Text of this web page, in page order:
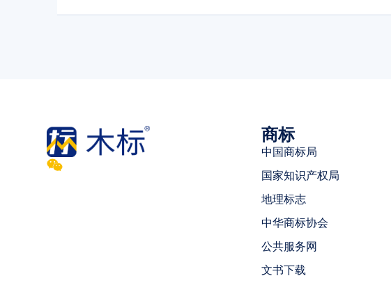
商标
中国商标局
国家知识产权局
地理标志
中华商标协会
公共服务网
文书下载